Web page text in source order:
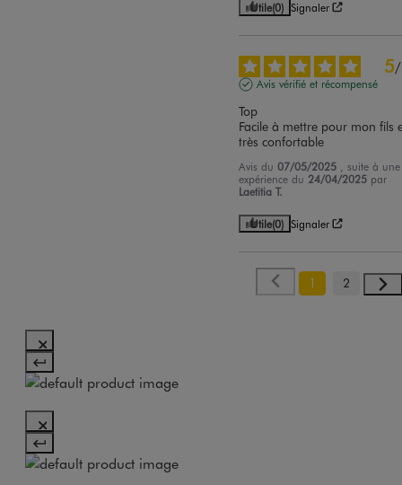
Utile(0) Signaler
5/
Avis vérifié et récompensé
Top
Facile à mettre pour mon fils
très confortable
Avis du07/05/2025
, suite à une
expérience du 24/04/2025 par
Laetitia T.
Utile(0) Signaler
1 2